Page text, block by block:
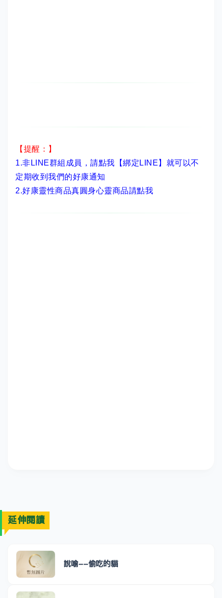
【提醒：】
1.非LINE群組成員， 請點我【綁定LINE】 就可以不
定期收到我們的好康通知
2.好康靈性商品真圓身心靈商品請點我
延伸閱讀
說喻--偷吃的貓